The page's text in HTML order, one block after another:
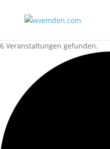
6 Veranstaltungen gefunden.